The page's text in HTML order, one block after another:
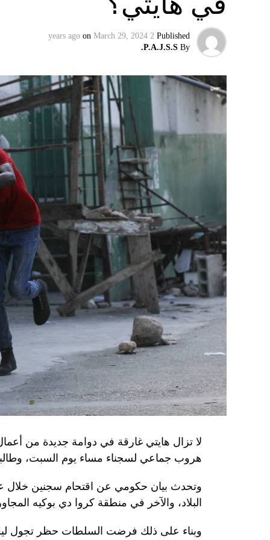
وفي تسجيل مصوّر قبل دقائق على توليته، وصفت
الرئيس الروسي، بالمخادع، مؤكدةً أن روسيا
إقليميّاً، أعلن الجيش البيلاروسي أنّه بدأ
بإعلان موسكو عن مناورات نووية وستكون
مينسك ستشمل على وجه الخصوص، أنظمة
في السياق، أشار رئيس أركان القوات
إطار هذا الحدث، تمّت إعادة نشر جزء من
«فور إنجاز عملية الانتشار هذه، سنستعرض
غير الاستراتيجية».
وفي أوكرانيا، فكّكت أجهزة الأمن شبكة من
يعدّون لاغتيال الرئيس الأوكراني»
الاستخبارات العسكرية كيريلو بودانوف، بناءً
ضابطَي أمن، مشيرةً إلى أن المشتبه فيهما
الأوكراني الذي يتولّى أمن المسؤولين
وذكرت الأجهزة أن هذه الشبكة كانت «تحت
المسؤولَين «نقلا معلومات سرّية» إلى روسيا،
جهاز أمن» زيلينسكي بهدف «احتجازه كرهينة
هذه الشبكة حصل على مسيّرات ومتفجّرات.
من جهة أخرى، انتقد الرئيس الصيني شي
إلى العاصمة بلغراد، حلف «الناتو»، على
1999، محذّراً من أن بكين «لن تسمح قط بتكرار حدث تاريخي مأسوي كهذا».
واصطحب الرئيس الفرنسي إيمانويل ماكرون شي
من زيارة دولة من شأنها أن تسمح بحوار
ووصل الزعيمان برفقة زوجتيهما بُعيد
متراً.
Published
2 years ago
on March 29, 2024
By
P.A.J.S.S.
لا تزال هايتي غارقة في دوامة جديدة من
هروب جماعي لسجناء مساء يوم السبت،
وتحدث بيان حكومي عن اقتحام سجنين خلال
البلاد، والآخر في منطقة كروا دي بوكيه